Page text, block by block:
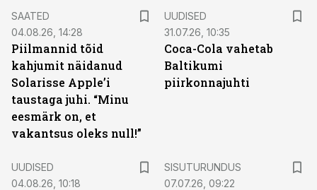
SAATED
04.08.26, 14:28
Piilmannid tõid
kahjumit näidanud
Solarisse Apple’i
taustaga juhi. “Minu
eesmärk on, et
vakantsus oleks null!”
UUDISED
31.07.26, 10:35
Coca-Cola vahetab
Baltikumi
piirkonnajuhti
UUDISED
04.08.26, 10:18
SISUTURUNDUS
07.07.26, 09:22